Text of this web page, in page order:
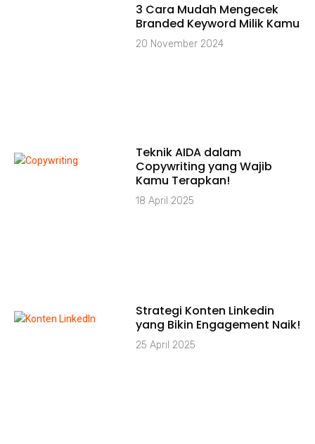
3 Cara Mudah Mengecek
Branded Keyword Milik Kamu
20 November 2024
Teknik AIDA dalam
Copywriting yang Wajib
Kamu Terapkan!
18 April 2025
Strategi Konten Linkedin
yang Bikin Engagement Naik!
25 April 2025